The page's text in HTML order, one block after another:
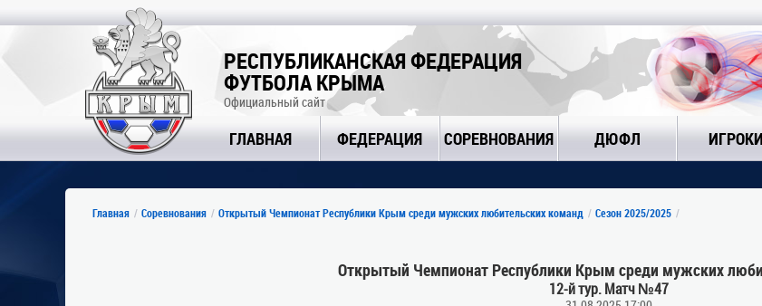
РЕСПУБЛИКАНСКАЯ ФЕДЕРАЦИЯ
ФУТБОЛА КРЫМА
Официальный сайт
ГЛАВНАЯ ФЕДЕРАЦИЯ СОРЕВНОВАНИЯ ДЮФЛ ИГРОКИ
Главная Соревнования Открытый Чемпионат Республики Крым среди мужских любительских команд Сезон 2025/2025
Открытый Чемпионат Республики Крым среди мужских
12-й тур. Матч №47